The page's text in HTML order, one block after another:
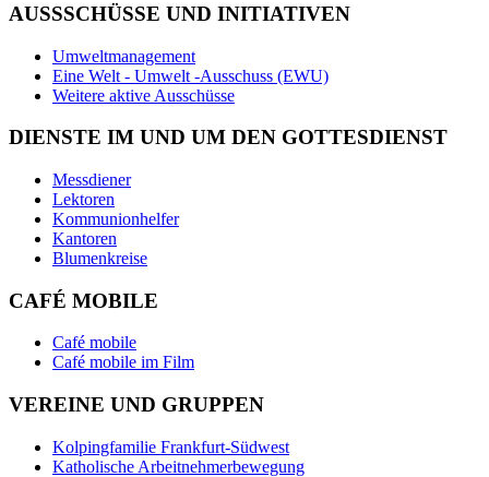
AUSSSCHÜSSE UND INITIATIVEN
Umweltmanagement
Eine Welt - Umwelt -Ausschuss (EWU)
Weitere aktive Ausschüsse
DIENSTE IM UND UM DEN GOTTESDIENST
Messdiener
Lektoren
Kommunionhelfer
Kantoren
Blumenkreise
CAFÉ MOBILE
Café mobile
Café mobile im Film
VEREINE UND GRUPPEN
Kolpingfamilie Frankfurt-Südwest
Katholische Arbeitnehmerbewegung